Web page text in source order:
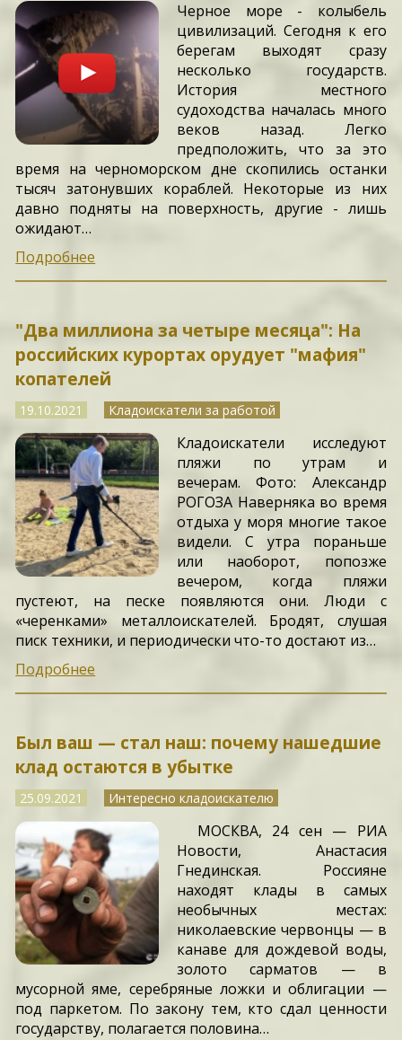
Черное море - колыбель
цивилизаций. Сегодня к его
берегам выходят сразу
несколько государств.
История местного
судоходства началась много
веков назад. Легко
предположить, что за это
время на черноморском дне скопились останки
тысяч затонувших кораблей. Некоторые из них
давно подняты на поверхность, другие - лишь
ожидают…
Подробнее
"Два миллиона за четыре месяца": На
российских курортах орудует "мафия"
копателей
19.10.2021 Кладоискатели за работой
Кладоискатели исследуют
пляжи по утрам и
вечерам. Фото: Александр
РОГОЗА Наверняка во время
отдыха у моря многие такое
видели. С утра пораньше
или наоборот, попозже
вечером, когда пляжи
пустеют, на песке появляются они. Люди с
«черенками» металлоискателей. Бродят, слушая
писк техники, и периодически что-то достают из…
Подробнее
Был ваш — стал наш: почему нашедшие
клад остаются в убытке
25.09.2021 Интересно кладоискателю
МОСКВА, 24 сен — РИА
Новости, Анастасия
Гнединская. Россияне
находят клады в самых
необычных местах:
николаевские червонцы — в
канаве для дождевой воды,
золото сарматов — в
мусорной яме, серебряные ложки и облигации —
под паркетом. По закону тем, кто сдал ценности
государству, полагается половина…